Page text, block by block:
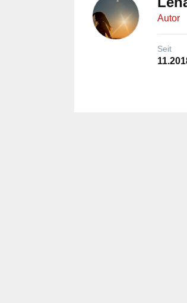
Autor
Seit